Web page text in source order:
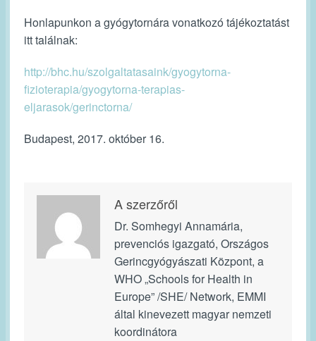
Honlapunkon a gyógytornára vonatkozó tájékoztatást
itt találnak:
http://bhc.hu/szolgaltatasaink/gyogytorna-
fizioterapia/gyogytorna-terapias-
eljarasok/gerinctorna/
Budapest, 2017. október 16.
A szerzőről
Dr. Somhegyi Annamária,
prevenciós igazgató, Országos
Gerincgyógyászati Központ, a
WHO „Schools for Health in
Europe” /SHE/ Network, EMMI
által kinevezett magyar nemzeti
koordinátora